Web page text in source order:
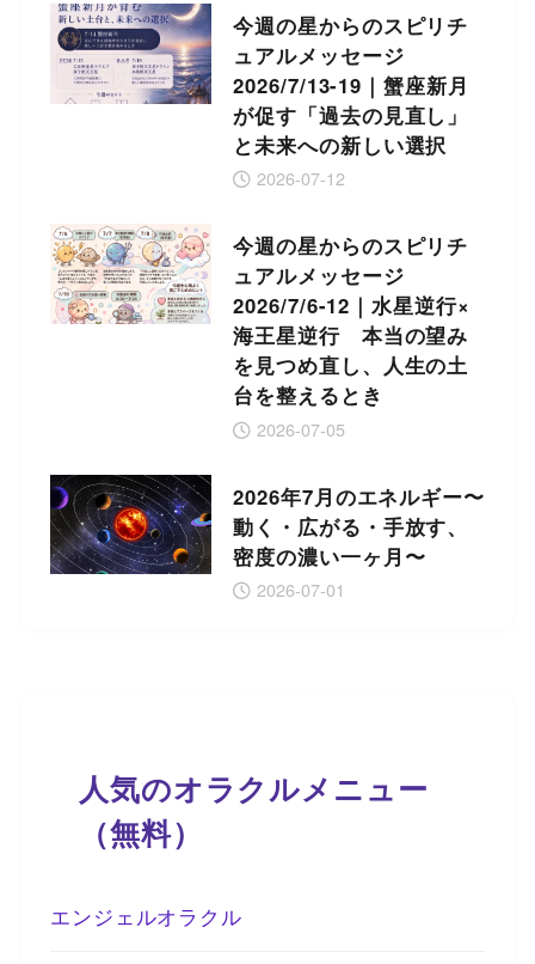
今週の星からのスピリチ
ュアルメッセージ
2026/7/13-19｜蟹座新月
が促す「過去の見直し」
と未来への新しい選択
2026-07-12
今週の星からのスピリチ
ュアルメッセージ
2026/7/6-12｜水星逆行×
海王星逆行 本当の望み
を見つめ直し、人生の土
台を整えるとき
2026-07-05
2026年7月のエネルギー〜
動く・広がる・手放す、
密度の濃い一ヶ月〜
2026-07-01
人気のオラクルメニュー
（無料）
エンジェルオラクル